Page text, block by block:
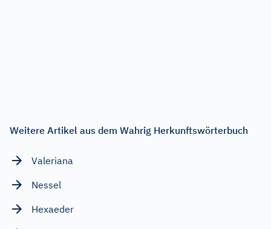
Weitere Artikel aus dem Wahrig Herkunftswörterbuch
Valeriana
Nessel
Hexaeder